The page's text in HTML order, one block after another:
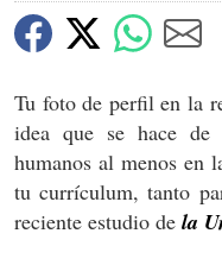
Tu foto de perfil en la
idea que se hace de
humanos al menos en
tu currículum, tanto
reciente estudio de la